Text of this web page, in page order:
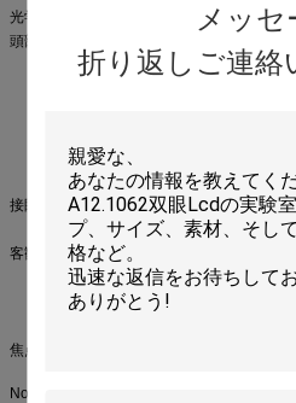
メッセ
折り返しご連絡
光学系
UCISの無限独立した無色
頭部
眼頭部30° 360の°の回転
interpupillary間隔52-
の°の回転interpupillary
間隔52-75mm
接眼レンズ
WF10X/20mmの高い目点
望遠鏡の集中
客観的
無限無色の目的4x
無限無色の段階対照客観
無限無色の段階対照客観
焦点システム
印が付いている同軸粗
Nosepiece